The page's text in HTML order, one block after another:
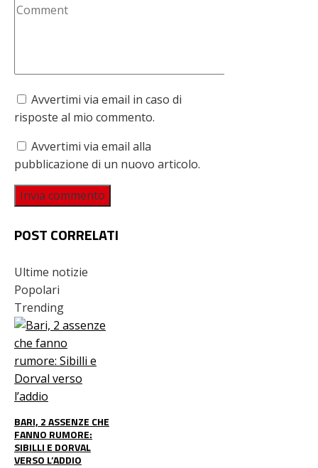
Avvertimi via email in caso di
risposte al mio commento.
Avvertimi via email alla
pubblicazione di un nuovo articolo.
POST CORRELATI
Ultime notizie
Popolari
Trending
BARI, 2 ASSENZE CHE
FANNO RUMORE:
SIBILLI E DORVAL
VERSO L’ADDIO